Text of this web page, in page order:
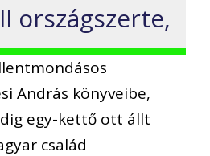
országszerte,
András könyveibe,
egy-kettő ott állt
család